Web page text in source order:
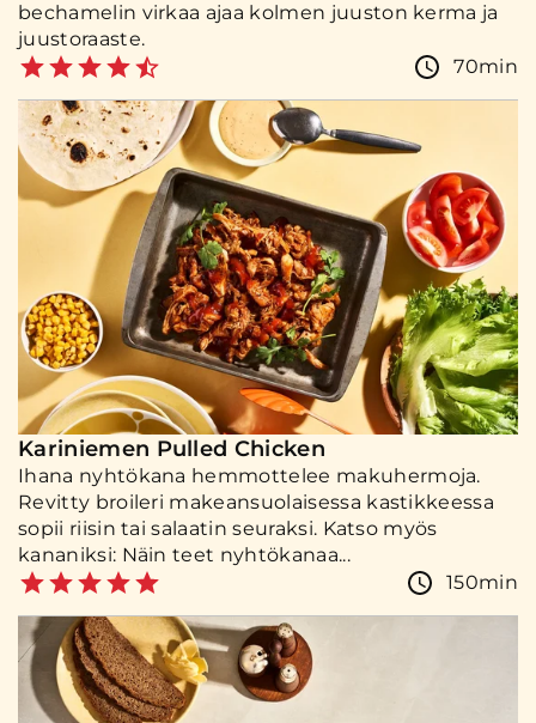
bechamelin virkaa ajaa kolmen juuston kerma ja
juustoraaste.
70min
Kariniemen Pulled Chicken
Ihana nyhtökana hemmottelee makuhermoja.
Revitty broileri makeansuolaisessa kastikkeessa
sopii riisin tai salaatin seuraksi. Katso myös
kananiksi: Näin teet nyhtökanaa...
150min